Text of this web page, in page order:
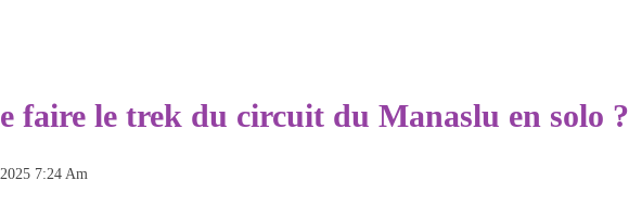
faire le trek du circuit du Manaslu en solo ?
7:24 Am